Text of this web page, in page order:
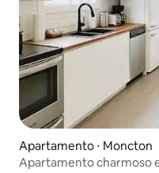
Apartamento ⋅ Moncton
Apartamento charmoso